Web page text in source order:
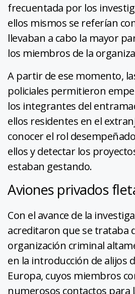
frecuentada por los
ellos mismos se referían
llevaban a cabo la mayor
los miembros de la
A partir de ese momento,
policiales permitieron
los integrantes del
ellos residentes en el
conocer el rol
ellos y detectar los
estaban gestando.
Aviones privados
Con el avance de la
acreditaron que se trataba
organización criminal
en la introducción de alijos
Europa, cuyos miembros
numerosos contactos para